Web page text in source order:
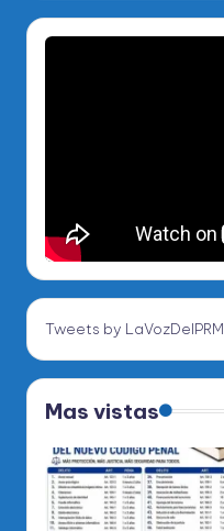
Tweets by LaVozDelPRM
Mas vistas